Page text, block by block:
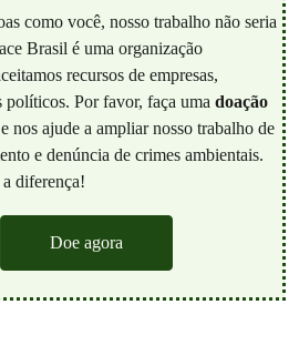
como você, nosso trabalho não seria
Brasil é uma organização
recursos de empresas,
políticos. Por favor, faça uma doação
nos ajude a ampliar nosso trabalho de
e denúncia de crimes ambientais.
diferença!
Doe agora